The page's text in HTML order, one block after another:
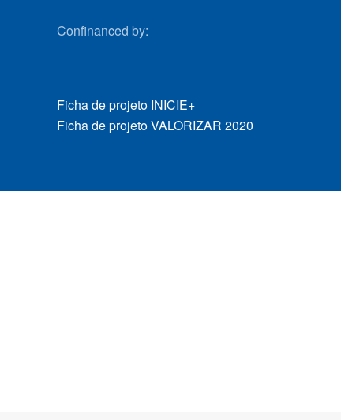
Confinanced by:
Ficha de projeto INICIE+
Ficha de projeto VALORIZAR 2020